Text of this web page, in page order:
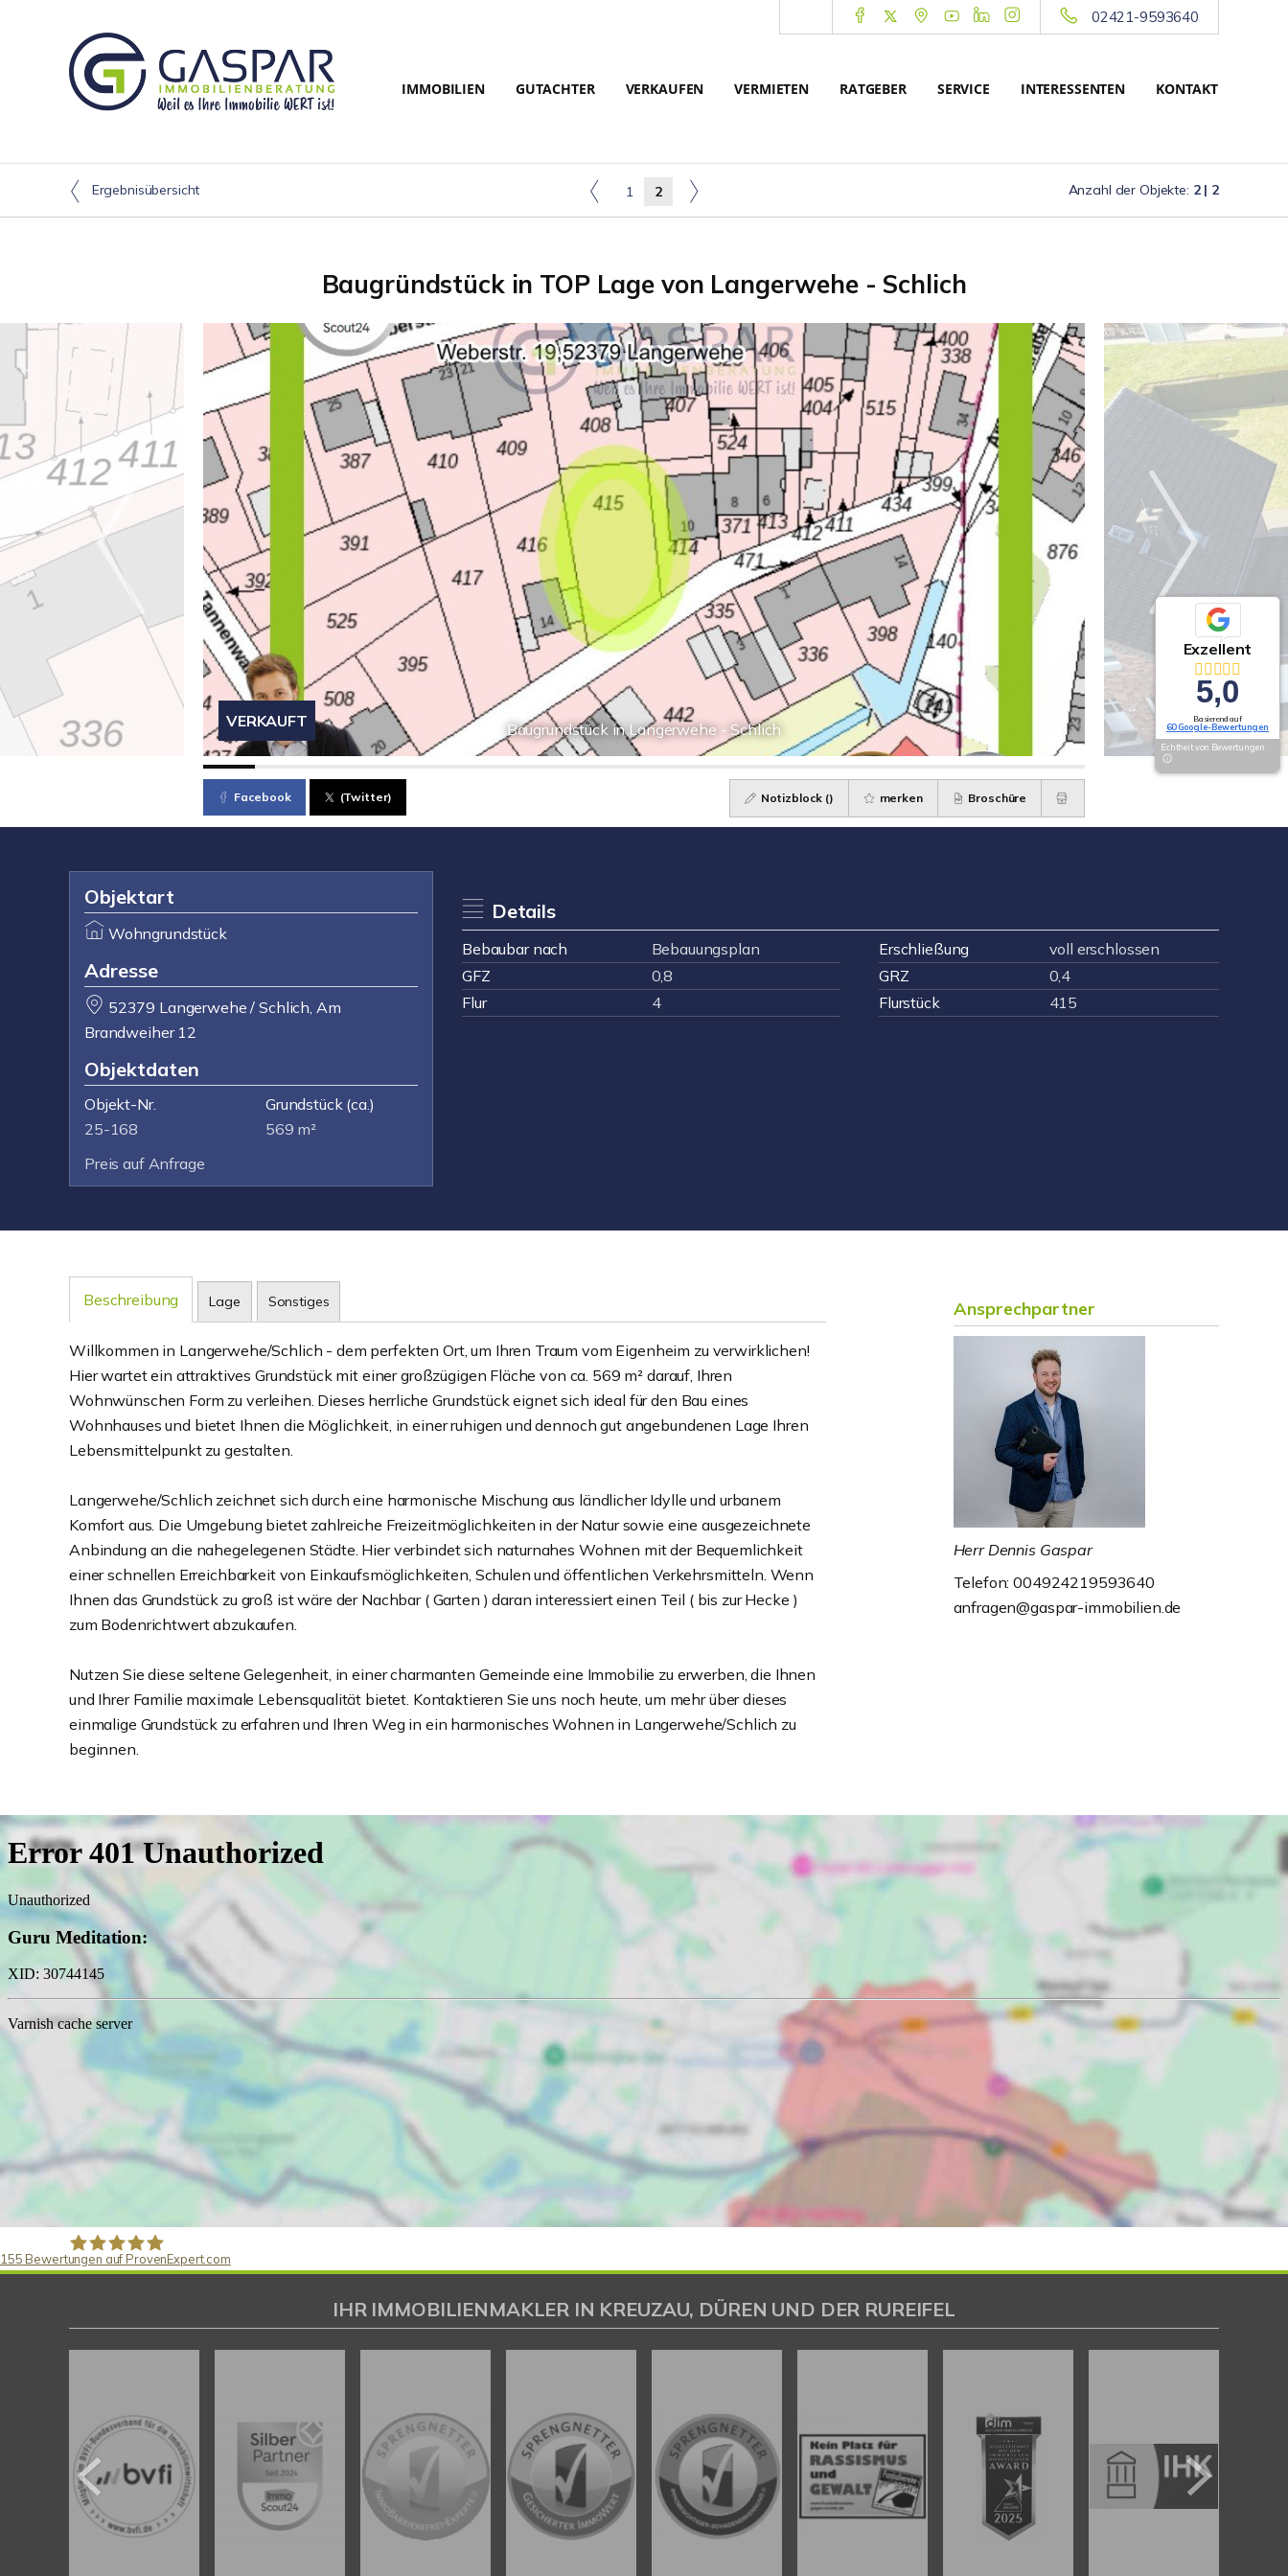
02421-9593640
IMMOBILIEN GUTACHTER VERKAUFEN VERMIETEN RATGEBER SERVICE INTERESSENTEN KONTAKT
Ergebnisübersicht 1 2 Anzahl der Objekte: 2 | 2
Baugründstück in TOP Lage von Langerwehe - Schlich
Baugrundstück in Langerwehe - Schlich
VERKAUFT
Facebook (Twitter) Notizblock () merken Broschüre
Objektart
Wohngrundstück
Adresse
52379 Langerwehe / Schlich, Am
Brandweiher 12
Objektdaten
Objekt-Nr.
25-168
Grundstück(ca.)
569 m²
Preis auf Anfrage
Details
Bebaubar nach Bebauungsplan Erschließung
voll erschlossen
GFZ
0,8 GRZ
0,4
Flur
4 Flurstück 415
Beschreibung Lage Sonstiges
Willkommen in Langerwehe/Schlich - dem perfekten Ort, um Ihren Traum vom Eigenheim zu verwirklichen!
Hier wartet ein attraktives Grundstück mit einer großzügigen Fläche von ca. 569 m² darauf, Ihren
Wohnwünschen Form zu verleihen. Dieses herrliche Grundstück eignet sich ideal für den Bau eines
Wohnhauses und bietet Ihnen die Möglichkeit, in einer ruhigen und dennoch gut angebundenen Lage Ihren
Lebensmittelpunkt zu gestalten.
Langerwehe/Schlich zeichnet sich durch eine harmonische Mischung aus ländlicher Idylle und urbanem
Komfort aus. Die Umgebung bietet zahlreiche Freizeitmöglichkeiten in der Natur sowie eine ausgezeichnete
Anbindung an die nahegelegenen Städte. Hier verbindet sich naturnahes Wohnen mit der Bequemlichkeit
einer schnellen Erreichbarkeit von Einkaufsmöglichkeiten, Schulen und öffentlichen Verkehrsmitteln. Wenn
Ihnen das Grundstück zu groß ist wäre der Nachbar ( Garten ) daran interessiert einen Teil ( bis zur Hecke )
zum Bodenrichtwert abzukaufen.
Nutzen Sie diese seltene Gelegenheit, in einer charmanten Gemeinde eine Immobilie zu erwerben, die Ihnen
und Ihrer Familie maximale Lebensqualität bietet. Kontaktieren Sie uns noch heute, um mehr über dieses
einmalige Grundstück zu erfahren und Ihren Weg in ein harmonisches Wohnen in Langerwehe/Schlich zu
beginnen.
Ansprechpartner
Herr Dennis Gaspar
Telefon: 004924219593640
anfragen@gaspar-immobilien.de
Exzellent
5,0
Basierend auf
60 Google-Bewertungen
Echtheit von Bewertungen
155 Bewertungen auf ProvenExpert.com
IHR IMMOBILIENMAKLER IN KREUZAU, DÜREN UND DER RUREIFEL